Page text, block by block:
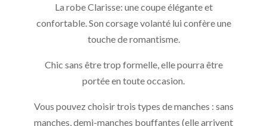
La robe Clarisse: une coupe élégante et
confortable. Son corsage volanté lui confère une
touche de romantisme.
Chic sans être trop formelle, elle pourra être
portée en toute occasion.
Vous pouvez choisir trois types de manches : sans
manches, demi-manches bouffantes (elle arrivent